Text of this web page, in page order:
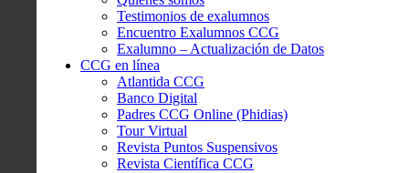
Testimonios de exalumnos
Encuentro Exalumnos CCG
Exalumno – Actualización de Datos
CCG en línea
Atlantida CCG
Banco Digital
Padres CCG Online (Phidias)
Tour Virtual
Revista Puntos Suspensivos
Revista Científica CCG